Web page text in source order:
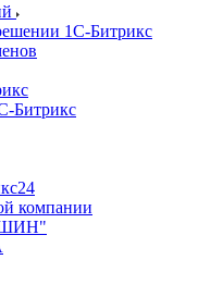
1С-Битрикс
Битрикс
компании